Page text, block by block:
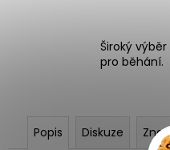
Široký
pro běhání.
Popis Diskuze